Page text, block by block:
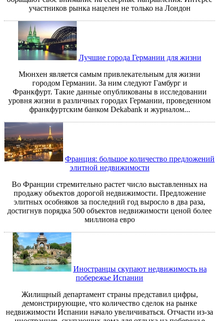
участников рынка нацелен не только на Лондон
Лучшие города Германии для жизни
Мюнхен является самым привлекательным для жизни
городом Германии. За ним следуют Гамбург и
Франкфурт. Такие данные опубликованы в исследовании
уровня жизни в различных городах Германии, проведенном
франкфуртским банком Dekabank и журналом...
Франция: большое количество предложений
элитной недвижимости
Во Франции стремительно растет число выставленных на
продажу объектов дорогой недвижимости. Предложение
элитных особняков за последний год выросло в два раза,
достигнув порядка 500 объектов недвижимости ценой более
миллиона евро
Иностранцы скупают недвижимость на
побережье Испании
Жилищный департамент страны представил цифры,
демонстрирующие, что количество сделок на рынке
недвижимости Испании начало увеличиваться. Отчасти из-за